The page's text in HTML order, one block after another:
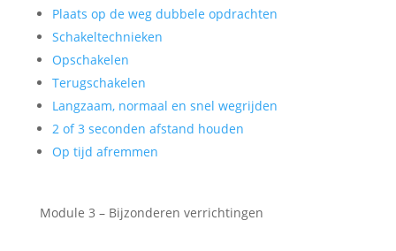
Plaats op de weg dubbele opdrachten
Schakeltechnieken
Opschakelen
Terugschakelen
Langzaam, normaal en snel wegrijden
2 of 3 seconden afstand houden
Op tijd afremmen
Module 3 – Bijzonderen verrichtingen